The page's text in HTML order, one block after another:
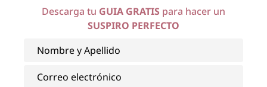
Descarga tu GUIA GRATIS para hacer un
SUSPIRO PERFECTO